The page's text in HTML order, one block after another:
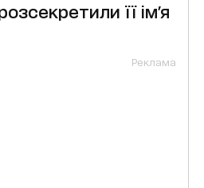
її ім'я
Реклама